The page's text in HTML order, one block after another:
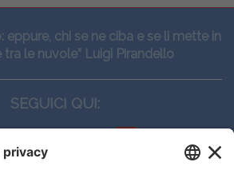
eppure, chi se ne ciba e se li mette in
le nuvole” Luigi Pirandello
SEGUICI QUI: